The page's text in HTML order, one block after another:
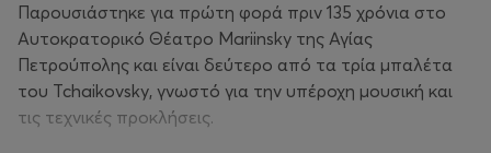
Παρουσιάστηκε για πρώτη φορά πριν 135 χρόνια στο
Αυτοκρατορικό Θέατρο Mariinsky της Αγίας
Πετρούπολης και είναι δεύτερο από τα τρία μπαλέτα
του Tchaikovsky, γνωστό για την υπέροχη μουσική και
τις τεχνικές προκλήσεις.